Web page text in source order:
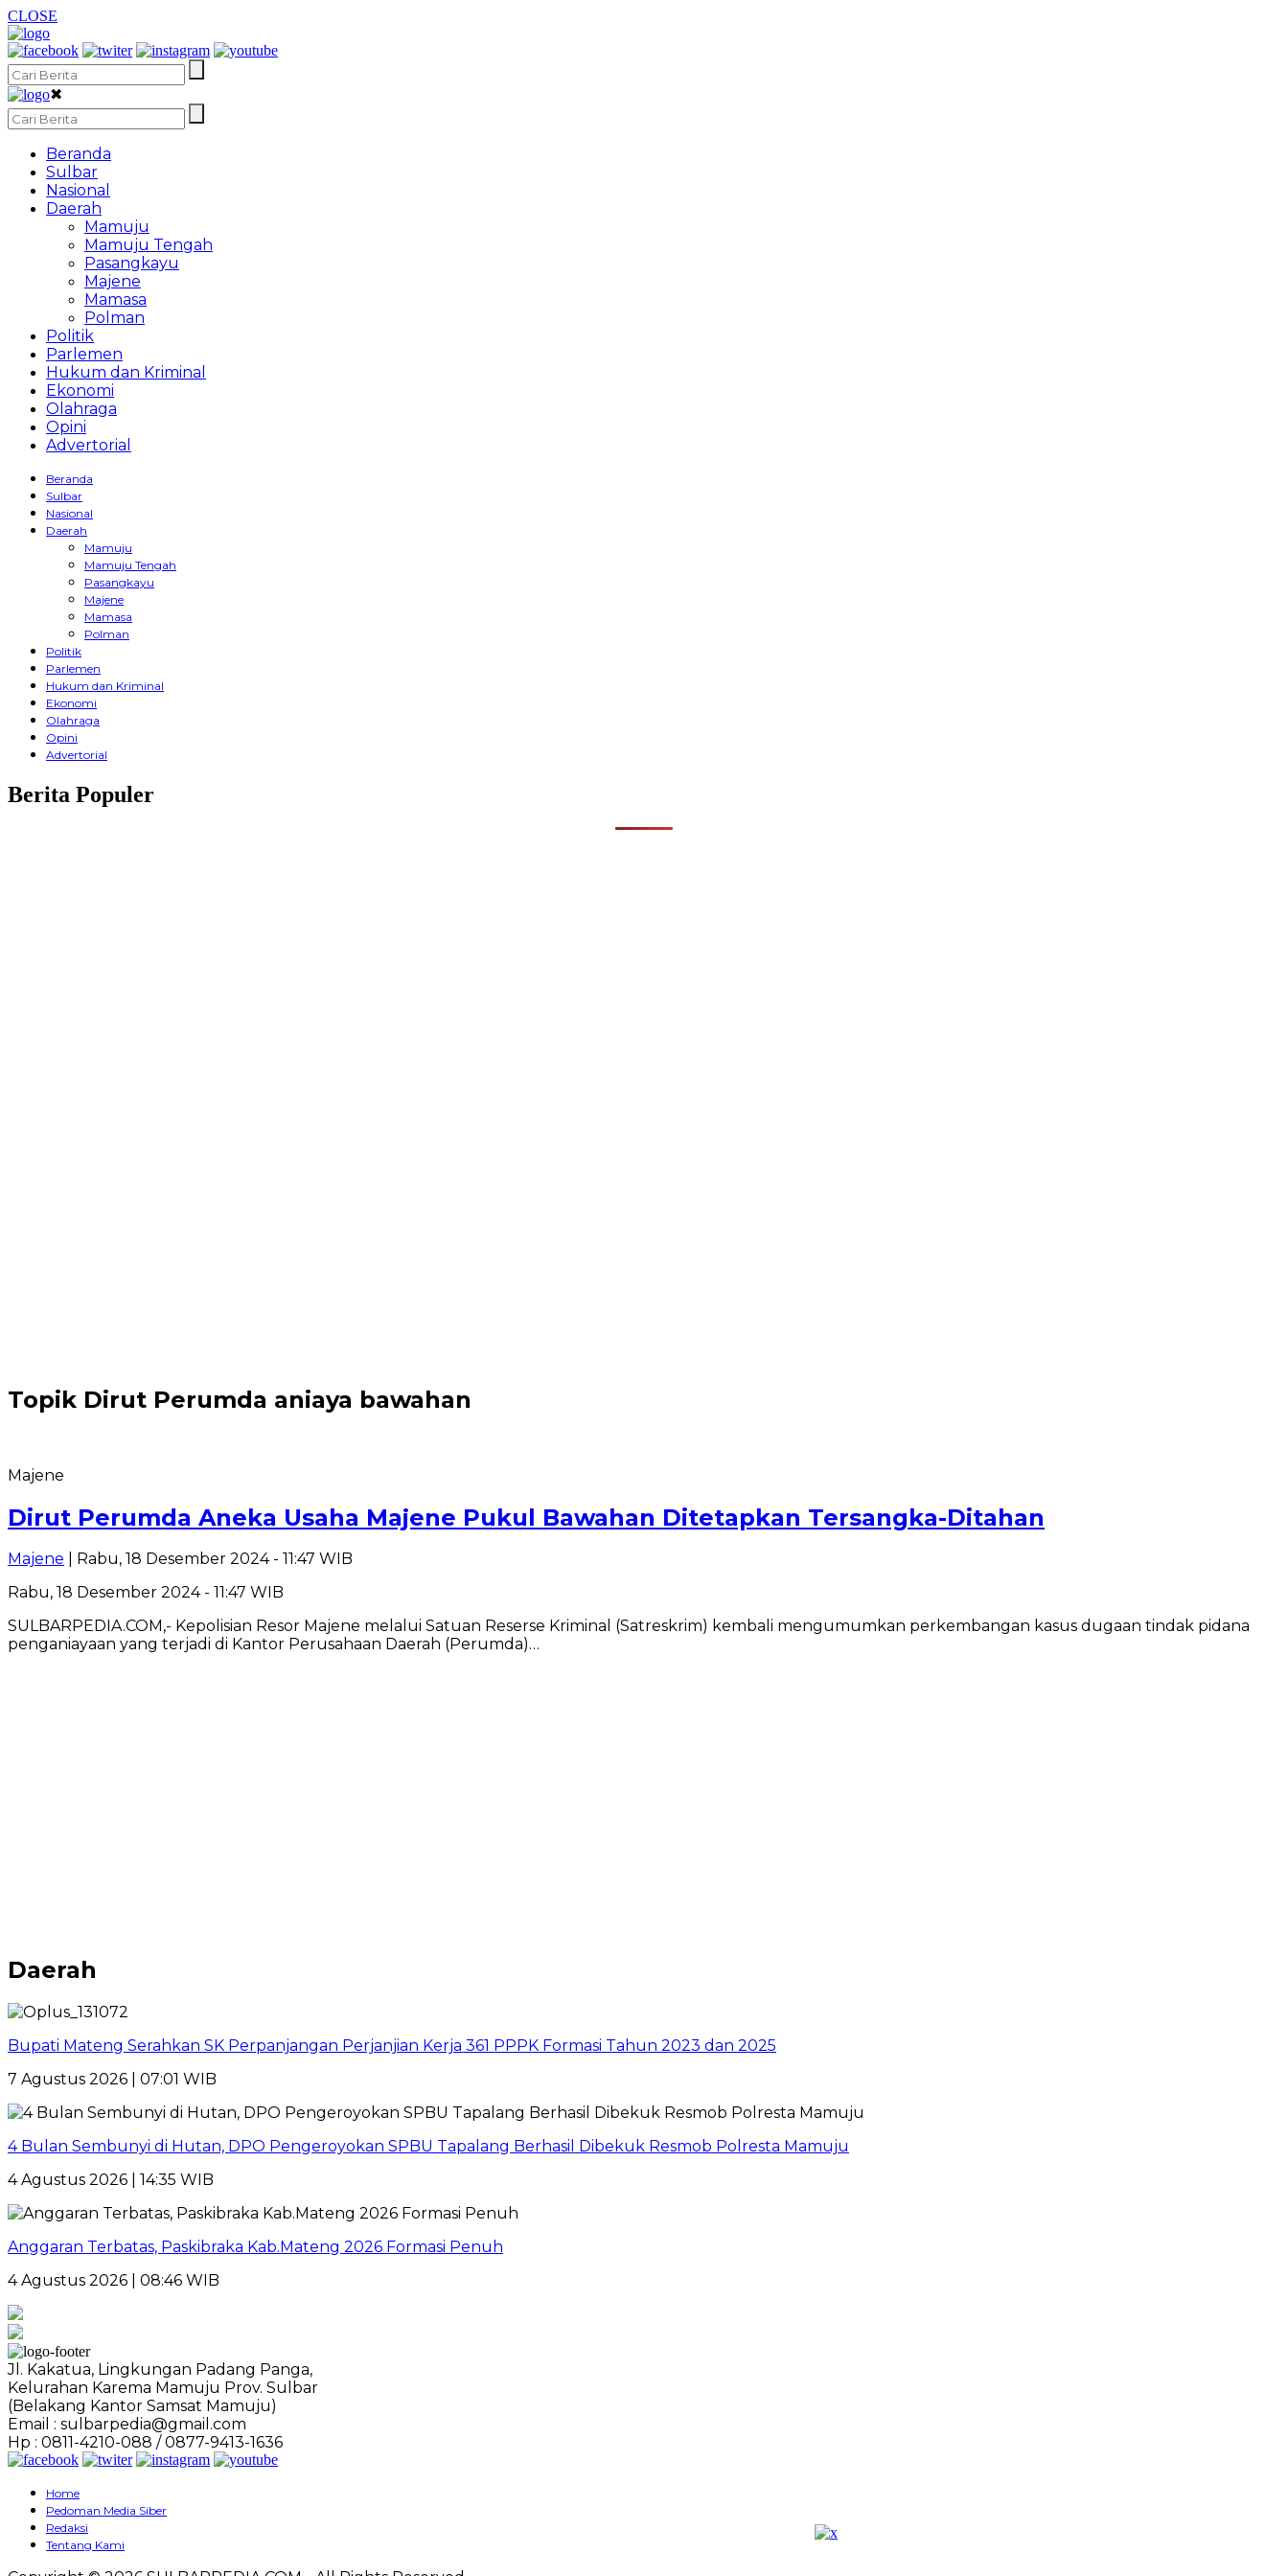
CLOSE
✖
Beranda
Sulbar
Nasional
Daerah
Mamuju
Mamuju Tengah
Pasangkayu
Majene
Mamasa
Polman
Politik
Parlemen
Hukum dan Kriminal
Ekonomi
Olahraga
Opini
Advertorial
Beranda
Sulbar
Nasional
Daerah
Mamuju
Mamuju Tengah
Pasangkayu
Majene
Mamasa
Polman
Politik
Parlemen
Hukum dan Kriminal
Ekonomi
Olahraga
Opini
Advertorial
Berita Populer
Topik Dirut Perumda aniaya bawahan
Majene
Dirut Perumda Aneka Usaha Majene Pukul Bawahan Ditetapkan Tersangka-Ditahan
Majene | Rabu, 18 Desember 2024 - 11:47 WIB
Rabu, 18 Desember 2024 - 11:47 WIB
SULBARPEDIA.COM,- Kepolisian Resor Majene melalui Satuan Reserse Kriminal (Satreskrim) kembali mengumumkan perkembangan kasus dugaan tindak pidana
penganiayaan yang terjadi di Kantor Perusahaan Daerah (Perumda)…
Daerah
Bupati Mateng Serahkan SK Perpanjangan Perjanjian Kerja 361 PPPK Formasi Tahun 2023 dan 2025
7 Agustus 2026 | 07:01 WIB
4 Bulan Sembunyi di Hutan, DPO Pengeroyokan SPBU Tapalang Berhasil Dibekuk Resmob Polresta Mamuju
4 Agustus 2026 | 14:35 WIB
Anggaran Terbatas, Paskibraka Kab.Mateng 2026 Formasi Penuh
4 Agustus 2026 | 08:46 WIB
Jl. Kakatua, Lingkungan Padang Panga,
Kelurahan Karema Mamuju Prov. Sulbar
(Belakang Kantor Samsat Mamuju)
Email : sulbarpedia@gmail.com
Hp : 0811-4210-088 / 0877-9413-1636
Home
Pedoman Media Siber
Redaksi
Tentang Kami